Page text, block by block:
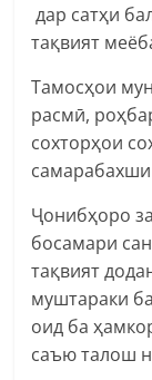
дар сатҳи
тақвият
Тамосҳои
расмӣ,
сохторҳои
Ҷонибҳоро
босамари
тақвият
муштараки
оид ба
саъю талош